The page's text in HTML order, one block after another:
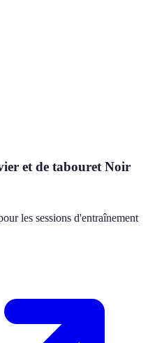
et de tabouret Noir
les sessions d'entraînement